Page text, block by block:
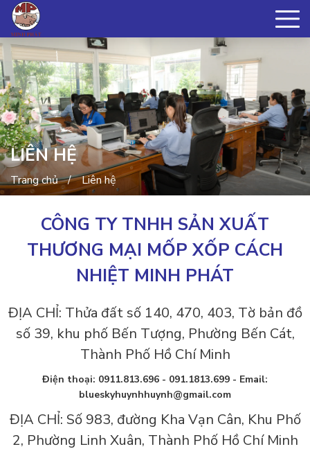
LIÊN HỆ
Trang chủ Liên hệ
CÔNG TY TNHH SẢN XUẤT
THƯƠNG MẠI MỐP XỐP CÁCH
NHIỆT MINH PHÁT
ĐỊA CHỈ: Thửa đất số 140, 470, 403, Tờ bản đồ
số 39, khu phố Bến Tượng, Phường Bến Cát,
Thành Phố Hồ Chí Minh
Điện thoại: 0911.813.696 - 091.1813.699 - Email:
blueskyhuynhhuynh@gmail.com
ĐỊA CHỈ: Số 983, đường Kha Vạn Cân, Khu Phố
2, Phường Linh Xuân, Thành Phố Hồ Chí Minh